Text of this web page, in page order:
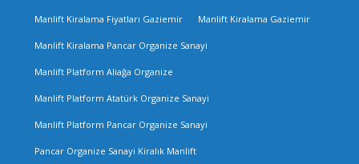
Manlift Kiralama Fiyatları Gaziemir Manlift Kiralama Gaziemir
Manlift Kiralama Pancar Organize Sanayi
Manlift Platform Aliağa Organize
Manlift Platform Atatürk Organize Sanayi
Manlift Platform Pancar Organize Sanayi
Pancar Organize Sanayi Kiralık Manlift